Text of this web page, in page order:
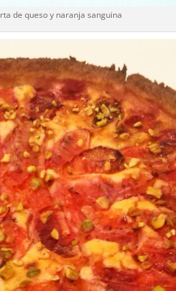
de queso y naranja sanguina